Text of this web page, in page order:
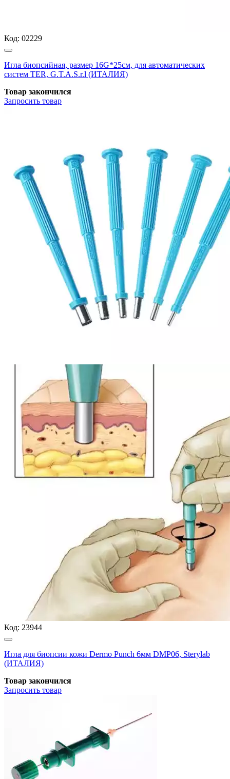
Код: 02229
Игла биопсийная, размер 16G*25см, для автоматических
систем TER, G.T.A.S.r.l (ИТАЛИЯ)
Товар закончился
Запросить товар
Код: 23944
Игла для биопсии кожи Dermo Punch 6мм DMP06, Sterylab
(ИТАЛИЯ)
Товар закончился
Запросить товар